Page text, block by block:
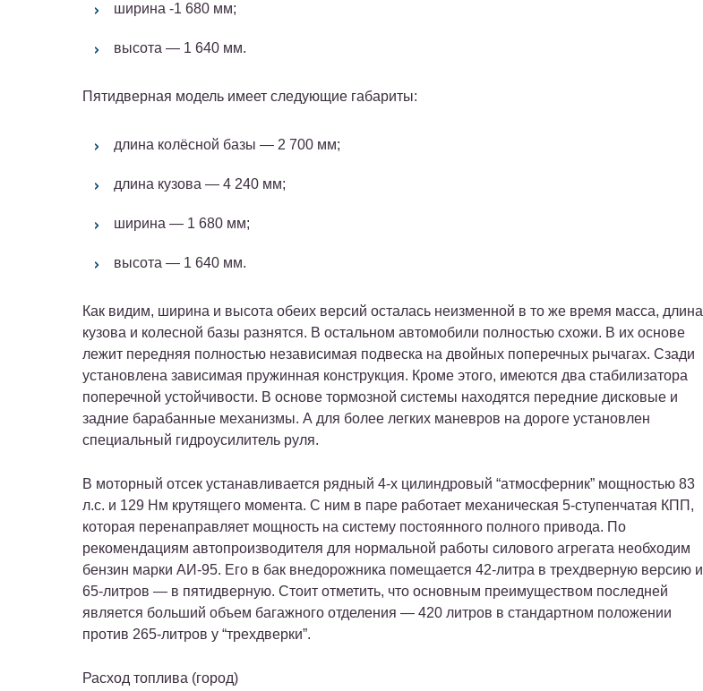
ширина -1 680 мм;
высота — 1 640 мм.
Пятидверная модель имеет следующие габариты:
длина колёсной базы — 2 700 мм;
длина кузова — 4 240 мм;
ширина — 1 680 мм;
высота — 1 640 мм.
Как видим, ширина и высота обеих версий осталась неизменной в то же время масса, длина
кузова и колесной базы разнятся. В остальном автомобили полностью схожи. В их основе
лежит передняя полностью независимая подвеска на двойных поперечных рычагах. Сзади
установлена зависимая пружинная конструкция. Кроме этого, имеются два стабилизатора
поперечной устойчивости. В основе тормозной системы находятся передние дисковые и
задние барабанные механизмы. А для более легких маневров на дороге установлен
специальный гидроусилитель руля.
В моторный отсек устанавливается рядный 4-х цилиндровый “атмосферник” мощностью 83
л.с. и 129 Нм крутящего момента. С ним в паре работает механическая 5-ступенчатая КПП,
которая перенаправляет мощность на систему постоянного полного привода. По
рекомендациям автопроизводителя для нормальной работы силового агрегата необходим
бензин марки АИ-95. Его в бак внедорожника помещается 42-литра в трехдверную версию и
65-литров — в пятидверную. Стоит отметить, что основным преимуществом последней
является больший объем багажного отделения — 420 литров в стандартном положении
против 265-литров у “трехдверки”.
Расход топлива (город)